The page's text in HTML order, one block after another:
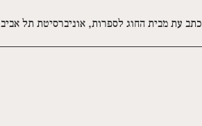
כתב עת מבית החוג לספרות, אוניברסיטת תל אביב